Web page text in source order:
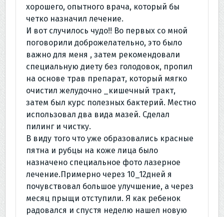
хорошего, опытного врача, который бы
четко назначил лечение.
И вот случилось чудо!! Во первых со мной
поговорили доброжелательно, это было
важно для меня , затем рекомендовали
специальную диету без голодовок, пропил
на основе трав препарат, который мягко
очистил желудочно _кишечный тракт,
затем был курс полезных бактерий. Местно
использовал два вида мазей. Сделал
пилинг и чистку.
В виду того что уже образовались красные
пятна и рубцы на коже лица было
назначено специальное фото лазерное
лечение.Примерно через 10_12дней я
почувствовал большое улучшение, а через
месяц прыщи отступили. Я как ребенок
радовался и спустя неделю нашел новую